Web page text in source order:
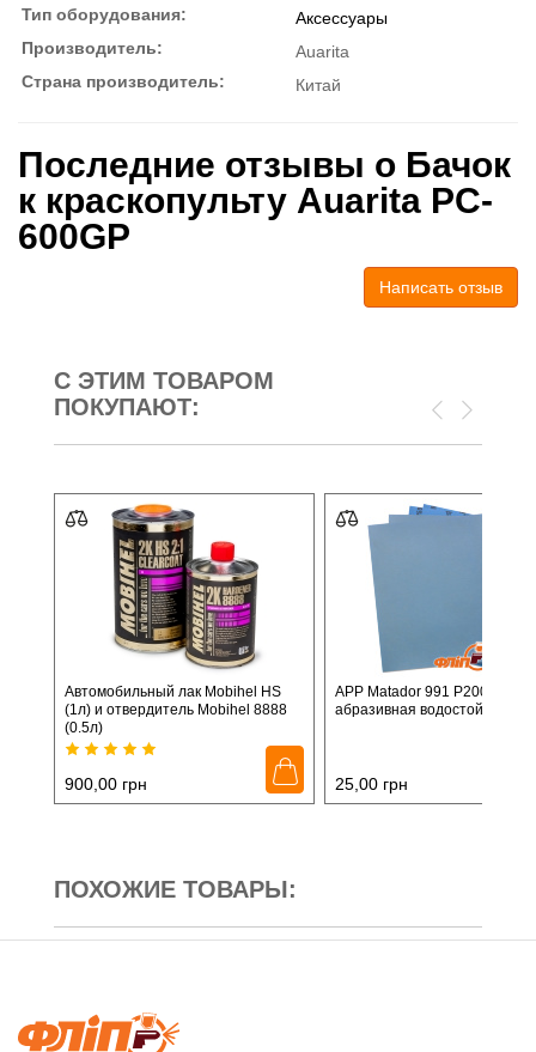
Тип оборудования:
Аксессуары
Производитель:
Auarita
Страна производитель:
Китай
Последние отзывы о Бачок
к краскопульту Auarita PC-
600GP
Написать отзыв
С ЭТИМ ТОВАРОМ
ПОКУПАЮТ:
Автомобильный лак Mobihel HS
(1л) и отвердитель Mobihel 8888
(0.5л)
900,00 грн
APP Matador 991 P2000 -
абразивная водостойкая
25,00 грн
ПОХОЖИЕ ТОВАРЫ: